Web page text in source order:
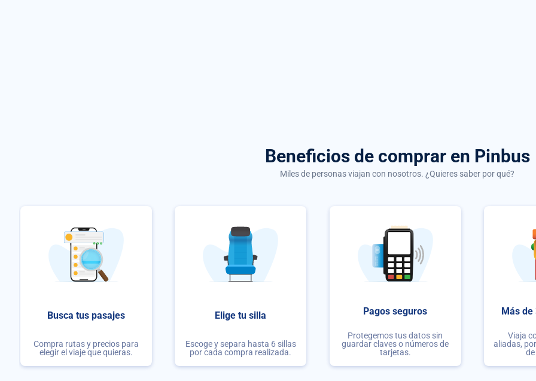
Beneficios de comprar en Pinbus
Miles de personas viajan con nosotros. ¿Quieres saber por qué?
Busca tus pasajes
Compra rutas y precios para
elegir el viaje que quieras.
Elige tu silla
Escoge y separa hasta 6 sillas
por cada compra realizada.
Pagos seguros
Protegemos tus datos sin
guardar claves o números de
tarjetas.
Más
Viaja
aliadas,